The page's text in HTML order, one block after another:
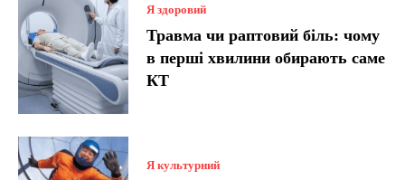
Я здоровий
Травма чи раптовий біль: чому
в перші хвилини обирають саме
КТ
Я культурний